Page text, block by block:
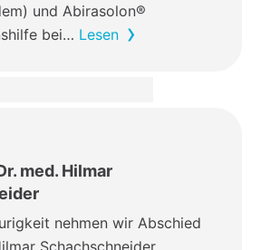
und Abirasolon®
bei… Lesen
med. Hilmar
nehmen wir Abschied
Schachschneider,